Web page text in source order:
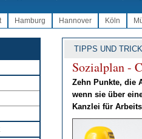
Hamburg Hannover Köln
TIPPS UND
So­zi­al­plan -
Zehn Punk­te, die
wenn sie über
Kanz­lei für